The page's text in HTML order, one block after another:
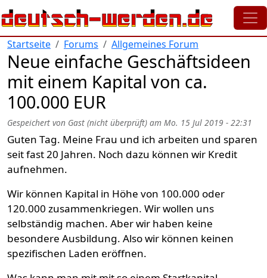
Direkt zum Inhalt
Startseite Forums Allgemeines Forum
Neue einfache Geschäftsideen
mit einem Kapital von ca.
100.000 EUR
Gespeichert von Gast (nicht überprüft) am Mo. 15 Jul 2019 - 22:31
Guten Tag. Meine Frau und ich arbeiten und sparen
seit fast 20 Jahren. Noch dazu können wir Kredit
aufnehmen.
Wir können Kapital in Höhe von 100.000 oder
120.000 zusammenkriegen. Wir wollen uns
selbständig machen. Aber wir haben keine
besondere Ausbildung. Also wir können keinen
spezifischen Laden eröffnen.